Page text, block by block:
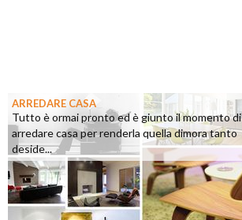
ARREDARE CASA
Tutto è ormai pronto ed è giunto il momento di
arredare casa per renderla quella dimora tanto
deside...